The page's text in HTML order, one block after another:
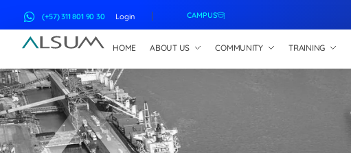
(+57) 311 801 90 30 Login CAMPUS
HOME ABOUT US COMMUNITY TRAINING